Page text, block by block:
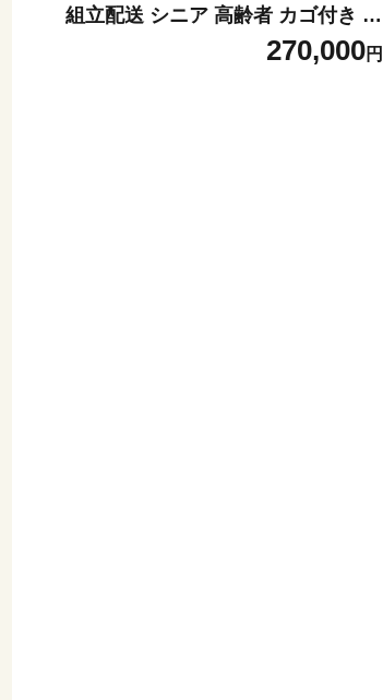
組立配送 シニア 高齢者 カゴ付き 3
買い物 免許返納 ギフト 免許返納 プ
270,000円